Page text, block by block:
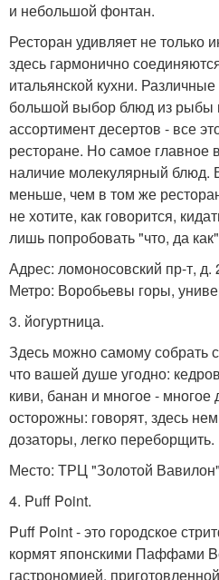
и небольшой фонтан.
Ресторан удивляет не только
здесь гармонично
итальянской кухни.
большой выбор блюд из рыбы
ассортимент десертов - все
ресторане. Но самое главное
наличие молекулярный блюд.
меньше, чем в том же
не хотите, как говорится,
лишь попробовать "что, да
Адрес: ломоносовский пр-т, д.
Метро: Воробьевы горы,
3. йогуртница.
Здесь можно самому собрать
что вашей душе угодно:
киви, банан и многое - многое
осторожны: говорят, здесь
дозаторы, легко переборщить.
Место: ТРЦ "Золотой
4. Puff Point.
Puff Point - это городское
кормят японскими Паффами
гастрономией,